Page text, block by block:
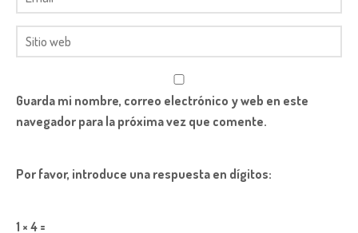
Guarda mi nombre, correo electrónico y web en este
navegador para la próxima vez que comente.
Por favor, introduce una respuesta en dígitos:
1 × 4 =